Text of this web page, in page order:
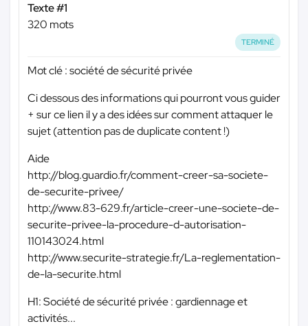
Texte #1
320 mots
TERMINÉ
Mot clé : société de sécurité privée
Ci dessous des informations qui pourront vous guider
+ sur ce lien il y a des idées sur comment attaquer le
sujet (attention pas de duplicate content !)
Aide
http://blog.guardio.fr/comment-creer-sa-societe-
de-securite-privee/
http://www.83-629.fr/article-creer-une-societe-de-
securite-privee-la-procedure-d-autorisation-
110143024.html
http://www.securite-strategie.fr/La-reglementation-
de-la-securite.html
H1: Société de sécurité privée : gardiennage et
activités...